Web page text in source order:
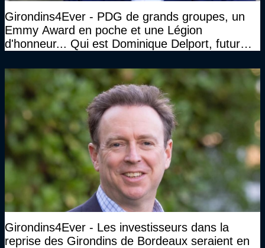
Girondins4Ever - PDG de grands groupes, un
Emmy Award en poche et une Légion
d'honneur... Qui est Dominique Delport, futur
Girondins4Ever - Les investisseurs dans la
reprise des Girondins de Bordeaux seraient en